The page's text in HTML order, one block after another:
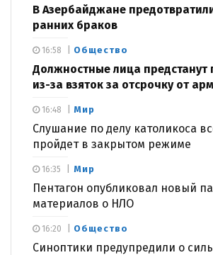
В Азербайджане
ранних браков
Общество
Должностные лица предстанут
из-за взяток за отсрочку от
16:58
Мир
Слушание по делу католикоса
пройдет в закрытом режиме
16:48
Мир
Пентагон опубликовал новый
материалов о НЛО
16:35
Общество
Синоптики предупредили о
16:20